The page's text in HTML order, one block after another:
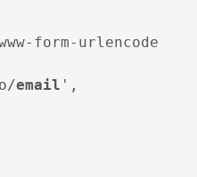
email ',